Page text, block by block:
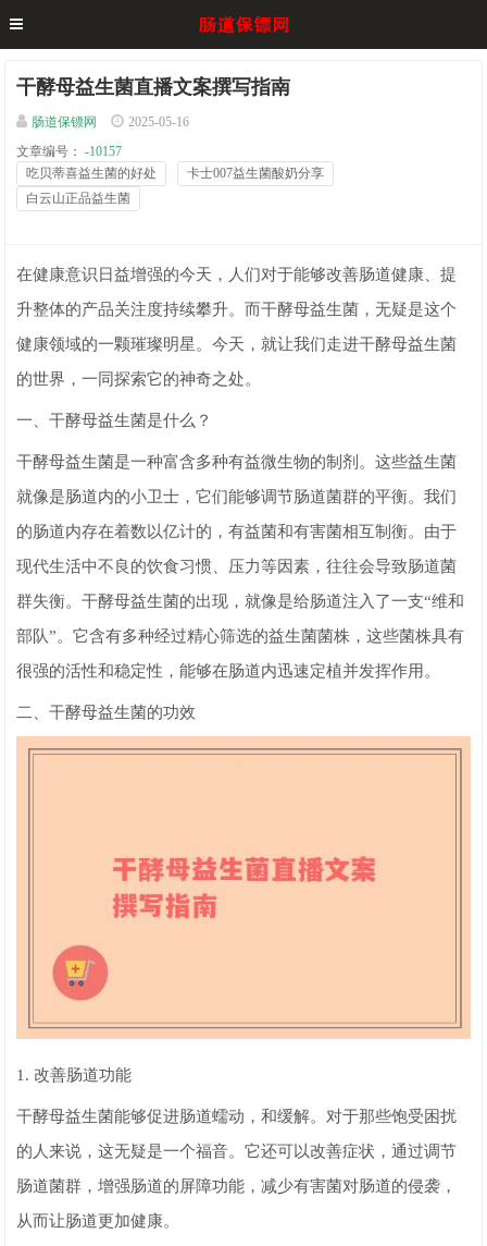
干酵母益生菌直播文案撰写指南
肠道保镖网
2025-05-16
文章编号：
-10157
吃贝蒂喜益生菌的好处
卡士007益生菌酸奶分享
白云山正品益生菌
在健康意识日益增强的今天，人们对于能够改善肠道健康、提
升整体的产品关注度持续攀升。而干酵母益生菌，无疑是这个
健康领域的一颗璀璨明星。今天，就让我们走进干酵母益生菌
的世界，一同探索它的神奇之处。
一、干酵母益生菌是什么？
干酵母益生菌是一种富含多种有益微生物的制剂。这些益生菌
就像是肠道内的小卫士，它们能够调节肠道菌群的平衡。我们
的肠道内存在着数以亿计的，有益菌和有害菌相互制衡。由于
现代生活中不良的饮食习惯、压力等因素，往往会导致肠道菌
群失衡。干酵母益生菌的出现，就像是给肠道注入了一支“维和
部队”。它含有多种经过精心筛选的益生菌菌株，这些菌株具有
很强的活性和稳定性，能够在肠道内迅速定植并发挥作用。
二、干酵母益生菌的功效
1. 改善肠道功能
干酵母益生菌能够促进肠道蠕动，和缓解。对于那些饱受困扰
的人来说，这无疑是一个福音。它还可以改善症状，通过调节
肠道菌群，增强肠道的屏障功能，减少有害菌对肠道的侵袭，
从而让肠道更加健康。